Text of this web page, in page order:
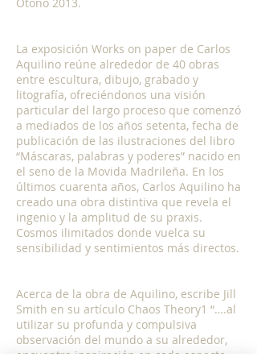
La exposición Works on paper de Carlos
Aquilino reúne alrededor de 40 obras
entre escultura, dibujo, grabado y
litografía, ofreciéndonos una visión
particular del largo proceso que comenzó
a mediados de los años setenta, fecha de
publicación de las ilustraciones del libro
“Máscaras, palabras y poderes” nacido en
el seno de la Movida Madrileña. En los
últimos cuarenta años, Carlos Aquilino ha
creado una obra distintiva que revela el
ingenio y la amplitud de su praxis.
Cosmos ilimitados donde vuelca su
sensibilidad y sentimientos más directos.
Acerca de la obra de Aquilino, escribe Jill
Smith en su artículo Chaos Theory1 “….al
utilizar su profunda y compulsiva
observación del mundo a su alrededor,
encuentra inspiración en cada aspecto